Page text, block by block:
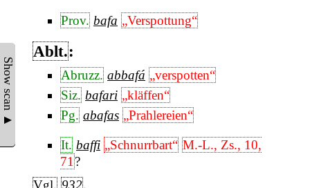
Show scan ▲
Prov. bafa „Verspottung“
Ablt.:
Abruzz. abbafá „verspotten“
Siz. bafari „kläffen“
Pg. abafas „Prahlereien“
It. baffi „Schnurrbart“ M.-L., Zs., 10,
71?
Vgl. 932.